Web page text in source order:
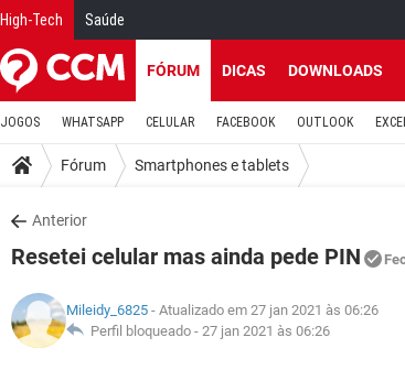
High-Tech Saúde
FÓRUM DICAS DOWNLOADS
JOGOS WHATSAPP CELULAR FACEBOOK OUTLOOK
Fórum Smartphones e tablets
Anterior
Resetei celular mas ainda pede PIN
Mileidy_6825 - Atualizado em 27 jan 2021 às 06:26
Perfil bloqueado - 27 jan 2021 às 06:26